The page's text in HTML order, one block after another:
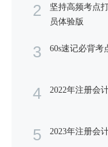
2
坚持高频考点
员体验版
3 60s速记必背考
4 2022年注册会
5 2023年注册会